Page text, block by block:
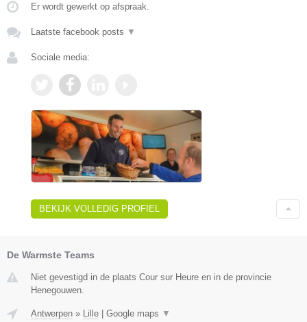
Er wordt gewerkt op afspraak.
Laatste facebook posts ▼
Sociale media:
BEKIJK VOLLEDIG PROFIEL
De Warmste Teams
Niet gevestigd in de plaats Cour sur Heure en in de provincie
Henegouwen.
Antwerpen » Lille | Google maps ▼